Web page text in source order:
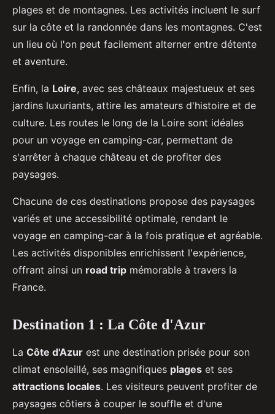
plages et de montagnes. Les activités incluent le surf
sur la côte et la randonnée dans les montagnes. C'est
un lieu où l'on peut facilement alterner entre détente
et aventure.
Enfin, la Loire, avec ses châteaux majestueux et ses
jardins luxuriants, attire les amateurs d'histoire et de
culture. Les routes le long de la Loire sont idéales
pour un voyage en camping-car, permettant de
s'arrêter à chaque château et de profiter des
paysages.
Chacune de ces destinations propose des paysages
variés et une accessibilité optimale, rendant le
voyage en camping-car à la fois pratique et agréable.
Les activités disponibles enrichissent l'expérience,
offrant ainsi un road trip mémorable à travers la
France.
Destination 1 : La Côte d'Azur
La Côte d'Azur est une destination prisée pour son
climat ensoleillé, ses magnifiques plages et ses
attractions locales. Les visiteurs peuvent profiter de
paysages côtiers à couper le souffle et d'une